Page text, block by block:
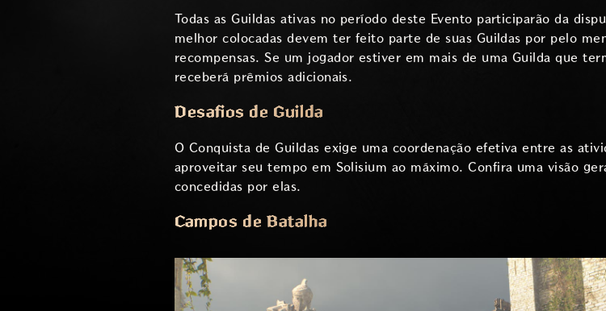
Todas as Guildas ativas no período deste Evento participarão da
melhor colocadas devem ter feito parte de suas Guildas por pelo
recompensas. Se um jogador estiver em mais de uma Guilda que
receberá prêmios adicionais.
Desafios de Guilda
O Conquista de Guildas exige uma coordenação efetiva entre as
aproveitar seu tempo em Solisium ao máximo. Confira uma visão
concedidas por elas.
Campos de Batalha